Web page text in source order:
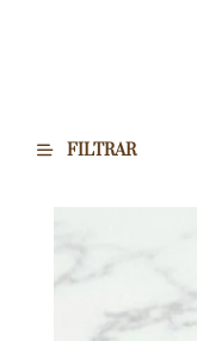
FILTRAR